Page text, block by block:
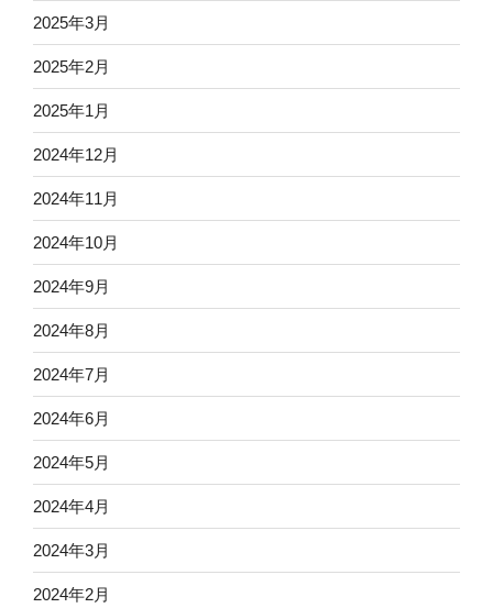
2025年3月
2025年2月
2025年1月
2024年12月
2024年11月
2024年10月
2024年9月
2024年8月
2024年7月
2024年6月
2024年5月
2024年4月
2024年3月
2024年2月